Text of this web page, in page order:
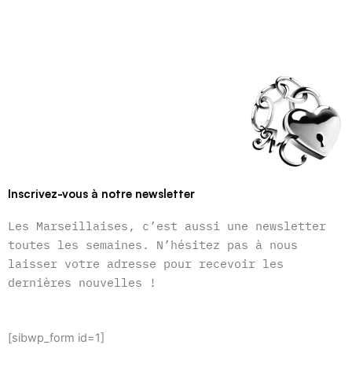
Inscrivez-vous à notre newsletter
Les Marseillaises, c’est aussi une newsletter
toutes les semaines. N’hésitez pas à nous
laisser votre adresse pour recevoir les
dernières nouvelles !
[sibwp_form id=1]